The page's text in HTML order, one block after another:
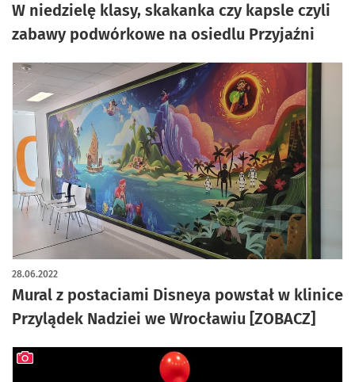
W niedzielę klasy, skakanka czy kapsle czyli
zabawy podwórkowe na osiedlu Przyjaźni
Mural z postaciami Disneya powstał w klinice
Przylądek Nadziei we Wrocławiu [ZOBACZ]
28.06.2022